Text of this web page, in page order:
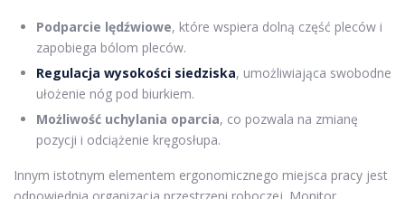
Podparcie lędźwiowe, które wspiera dolną część pleców i
zapobiega bólom pleców.
Regulacja wysokości siedziska, umożliwiająca swobodne
ułożenie nóg pod biurkiem.
Możliwość uchylania oparcia, co pozwala na zmianę
pozycji i odciążenie kręgosłupa.
Innym istotnym elementem ergonomicznego miejsca pracy jest
odpowiednia organizacja przestrzeni roboczej. Monitor